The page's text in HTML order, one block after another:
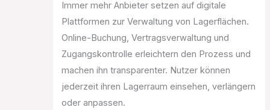
Immer mehr Anbieter setzen auf digitale
Plattformen zur Verwaltung von Lagerflächen.
Online-Buchung, Vertragsverwaltung und
Zugangskontrolle erleichtern den Prozess und
machen ihn transparenter. Nutzer können
jederzeit ihren Lagerraum einsehen, verlängern
oder anpassen.